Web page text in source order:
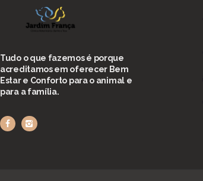
Tudo o que fazemos é porque
acreditamos em oferecer Bem
Estar e Conforto para o animal e
para a família.